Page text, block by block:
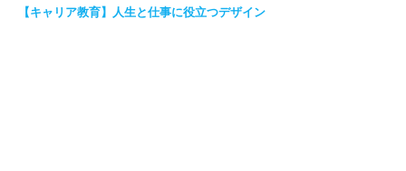
【キャリア教育】人生と仕事に役立つデザイン